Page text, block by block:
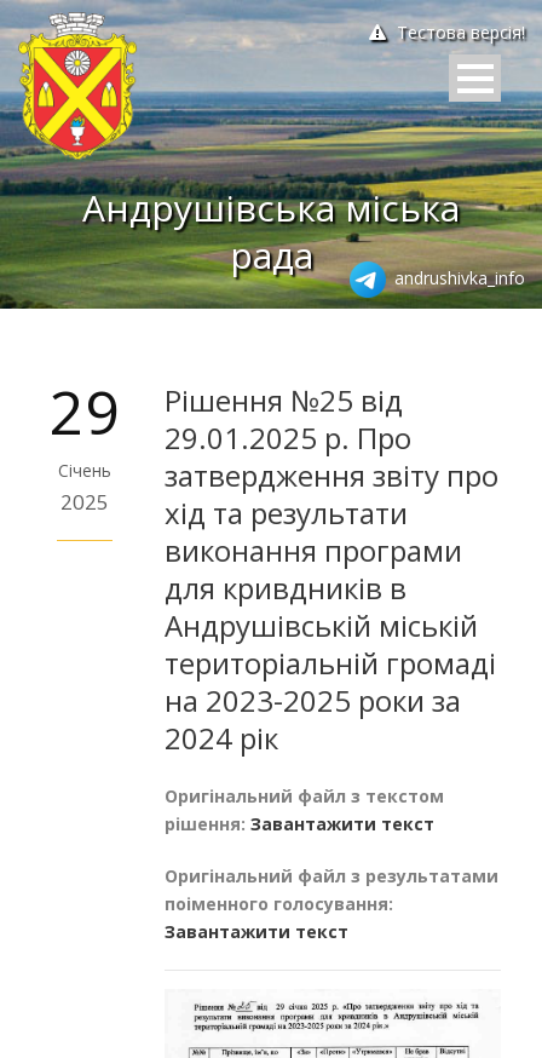
Тестова версія!
Андрушівська міська
рада
andrushivka_info
29
Січень
2025
Рішення №25 від
29.01.2025 р. Про
затвердження звіту про
хід та результати
виконання програми
для кривдників в
Андрушівській міській
територіальній громаді
на 2023-2025 роки за
2024 рік
Оригінальний файл з текстом
рішення: Завантажити текст
Оригінальний файл з результатами
поіменного голосування:
Завантажити текст